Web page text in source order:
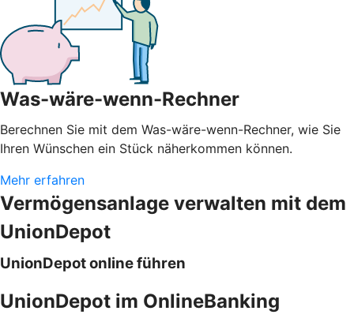
Was-wäre-wenn-Rechner
Berechnen Sie mit dem Was-wäre-wenn-Rechner, wie Sie
Ihren Wünschen ein Stück näherkommen können.
Mehr erfahren
Vermögensanlage verwalten mit dem
UnionDepot
UnionDepot online führen
UnionDepot im OnlineBanking